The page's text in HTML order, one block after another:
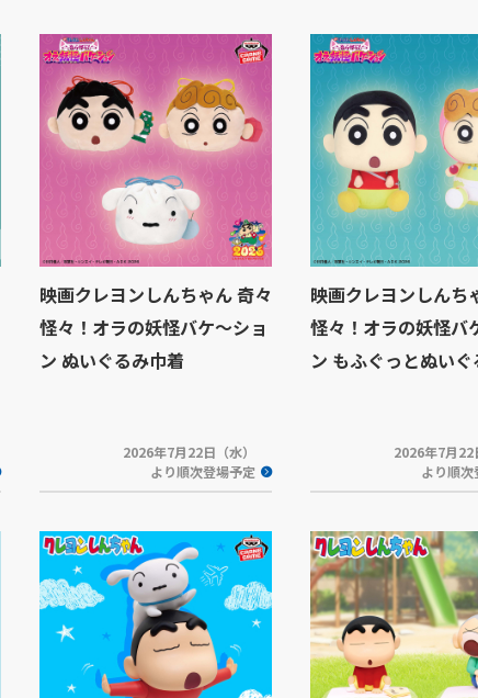
映画クレヨンしんちゃん 奇々
怪々！オラの妖怪バケ～ショ
ン ぬいぐるみ巾着
2026年7月22日（水）
より順次登場予定
映画クレヨンしんち
怪々！オラの妖怪バ
ン もふぐっとぬい
2026年7月22
より順次